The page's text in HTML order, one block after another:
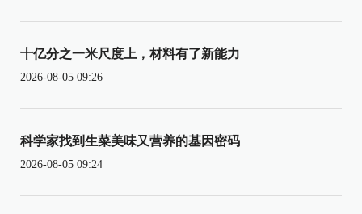
十亿分之一米尺度上，材料有了新能力
2026-08-05 09:26
科学家找到生菜美味又营养的基因密码
2026-08-05 09:24